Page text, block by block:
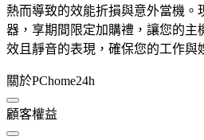
熱而導致的效能折損與意外當機。
器，享期間限定加購禮，讓您的主
效且靜音的表現，確保您的工作與
關於PChome24h
顧客權益